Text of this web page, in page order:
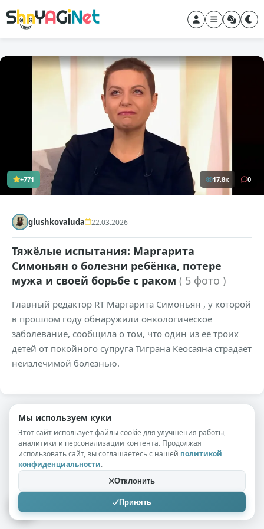
+771 17,8к 0
glushkovaluda 22.03.2026
Тяжёлые испытания: Маргарита
Симоньян о болезни ребёнка, потере
мужа и своей борьбе с раком ( 5 фото )
Главный редактор RT Маргарита Симоньян , у которой
в прошлом году обнаружили онкологическое
заболевание, сообщила о том, что один из её троих
детей от покойного супруга Тиграна Кеосаяна страдает
неизлечимой болезнью.
Мы используем куки
Этот сайт использует файлы cookie для улучшения работы,
аналитики и персонализации контента. Продолжая
использовать сайт, вы соглашаетесь с нашей политикой
конфиденциальности.
Отклонить
Принять